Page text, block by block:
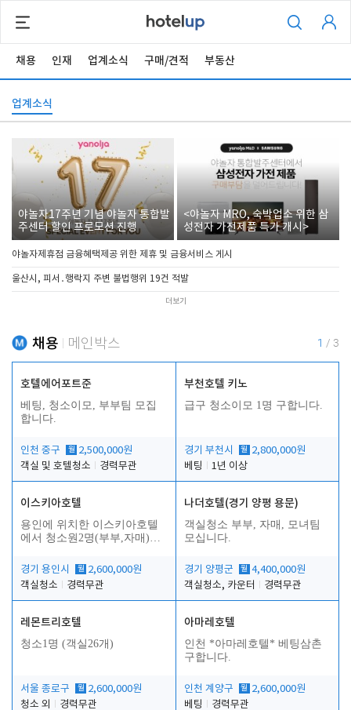
채용 인재 업계소식 구매/견적 부동산
업계소식
야놀자17주년 기념 야놀자 통합발
주센터 할인 프로모션 진행
<야놀자 MRO, 숙박업소 위한 삼
성전자 가전제품 특가 개시>
야놀자제휴점 금융혜택제공 위한 제휴 및 금융서비스 게시
울산시, 피서․행락지 주변 불법행위 19건 적발
더보기
채용 메인박스 1 / 3
호텔에어포트준
베팅, 청소이모, 부부팀 모집
합니다.
인천 중구 월 2,500,000원
객실 및 호텔청소
경력무관
부천호텔 키노
급구 청소이모 1명 구합니다.
경기 부천시 월 2,800,000원
베팅
1년 이상
이스키아호텔
용인에 위치한 이스키아호텔
에서 청소원2명(부부,자매)을
경기 용인시
월 2,600,000원
객실청소
경력무관
나더호텔(경기 양평 용문)
객실청소 부부, 자매, 모녀팀
모십니다.
경기 양평군 월 4,400,000원
객실청소, 카운터
경력무관
레몬트리호텔
청소1명 (객실26개)
서울 종로구 월 2,600,000원
청소 외
경력무관
아마레호텔
인천 *아마레호텔* 베팅삼촌
구합니다.
인천 계양구 월 2,600,000원
베팅
경력무관